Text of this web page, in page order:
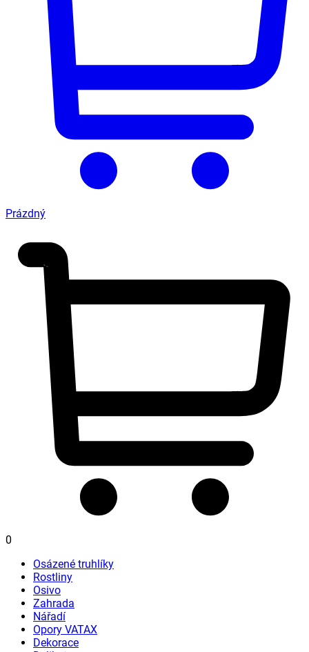
Prázdný
0
Osázené truhlíky
Rostliny
Osivo
Zahrada
Nářadí
Opory VATAX
Dekorace